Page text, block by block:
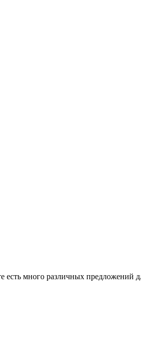
есть много различных предложений